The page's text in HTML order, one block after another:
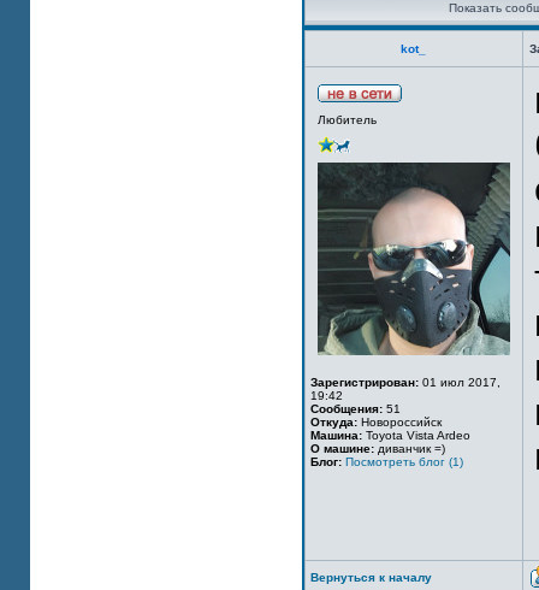
Показать
kot_
Любитель
Зарегистрирован: 01 июл 2017,
19:42
Сообщения: 51
Откуда: Новороссийск
Машина: Toyota Vista Ardeo
О машине: диванчик =)
Блог: Посмотреть блог (1)
Вернуться к началу